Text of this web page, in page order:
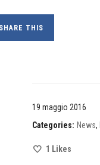
SHARE THIS
19 maggio 2016
Categories: News,
1 Likes